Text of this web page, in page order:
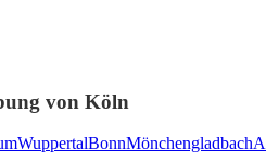
von Köln
WuppertalBonnMönchengladbach